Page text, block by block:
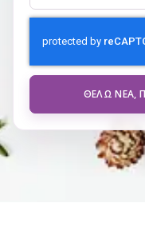
ΘΈΛΩ ΝΈΑ,